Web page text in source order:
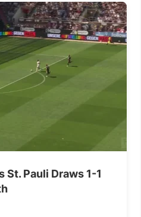
St. Pauli Draws 1-1